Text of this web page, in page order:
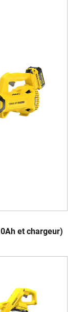
et chargeur)